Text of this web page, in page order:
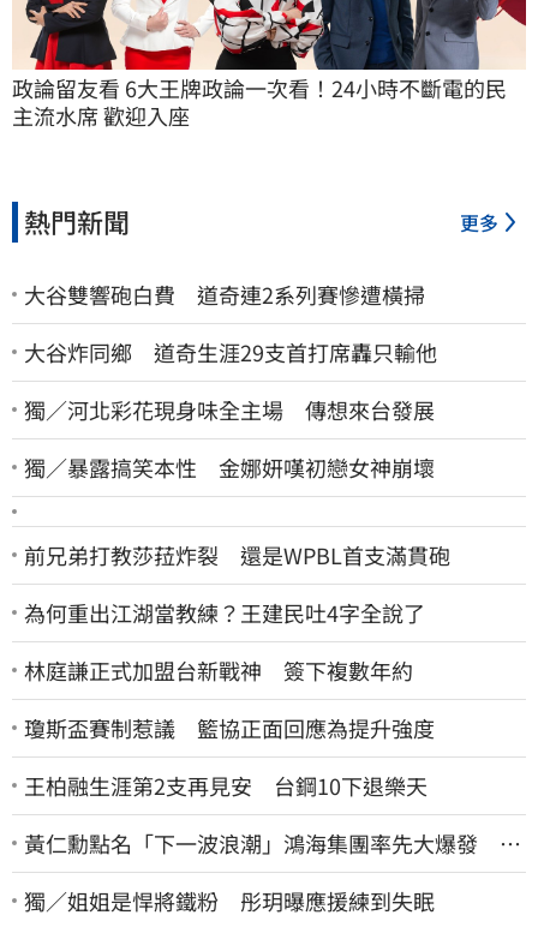
政論留友看 6大王牌政論一次看！24小時不斷電的民
主流水席 歡迎入座
熱門新聞 更多
大谷雙響砲白費 道奇連2系列賽慘遭橫掃
大谷炸同鄉 道奇生涯29支首打席轟只輸他
獨／河北彩花現身味全主場 傳想來台發展
獨／暴露搞笑本性 金娜妍嘆初戀女神崩壞
前兄弟打教莎菈炸裂 還是WPBL首支滿貫砲
為何重出江湖當教練？王建民吐4字全說了
林庭謙正式加盟台新戰神 簽下複數年約
瓊斯盃賽制惹議 籃協正面回應為提升強度
王柏融生涯第2支再見安 台鋼10下退樂天
黃仁勳點名「下一波浪潮」鴻海集團率先大爆發 台
股這族群全面噴出
獨／姐姐是悍將鐵粉 彤玥曝應援練到失眠